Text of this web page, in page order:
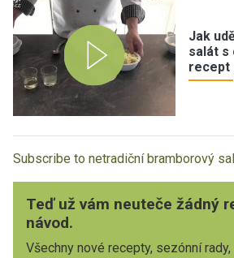
Jak
salát s
recept
Subscribe to netradiční bramborový
Teď už vám neuteče žádný
návod.
Všechny nové recepty, sezónní